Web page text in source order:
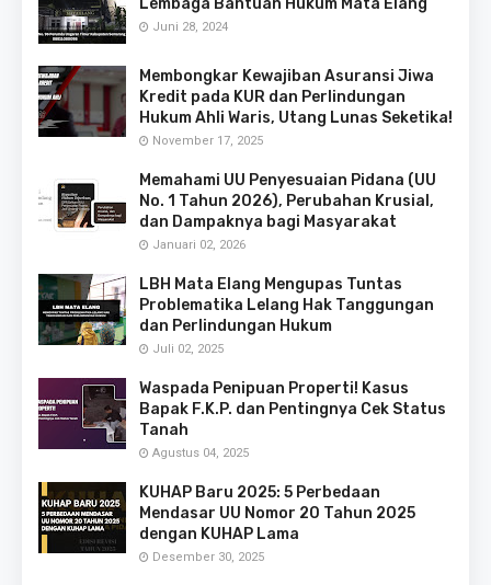
Juni 28, 2024
Membongkar Kewajiban Asuransi Jiwa
Kredit pada KUR dan Perlindungan
Hukum Ahli Waris, Utang Lunas Seketika!
November 17, 2025
Memahami UU Penyesuaian Pidana (UU
No. 1 Tahun 2026), Perubahan Krusial,
dan Dampaknya bagi Masyarakat
Januari 02, 2026
LBH Mata Elang Mengupas Tuntas
Problematika Lelang Hak Tanggungan
dan Perlindungan Hukum
Juli 02, 2025
Waspada Penipuan Properti! Kasus
Bapak F.K.P. dan Pentingnya Cek Status
Tanah
Agustus 04, 2025
KUHAP Baru 2025: 5 Perbedaan
Mendasar UU Nomor 20 Tahun 2025
dengan KUHAP Lama
Desember 30, 2025